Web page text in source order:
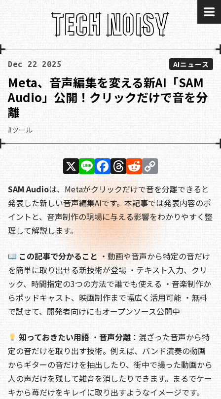
Dec 22 2025 AIニュース
Meta、音声編集を変える新AI「SAM
Audio」公開！クリックだけで音を分
離
#ツール
X Li
n
e
F
a
c
e
b
o
o
k
T
h
re
a
s
R
e
d
di
o
p
y
n
k
SAM Audioは、Metaがクリックだけで音を分離できると
発表した新しい音声編集AIです。本記事では発表内容のポ
イントと、音声制作の現場に与える影響をわかりやすく整
理して解説します。
この記事で分かること ・動画や音声から特定の音だけ
を簡単に取り出せる新技術が登場 ・テキスト入力、クリ
ック、時間指定の3つの方法で誰でも使える ・音楽制作か
らポッドキャスト、映画制作まで幅広く活用可能 ・無料
で試せて、開発者向けにもオープンソース公開中
知っておきたい用語 ・音声分離 ：混ざった音声から特
定の音だけを取り出す技術。例えば、バンド演奏の動画
からギターの音だけを抽出したり、街中で撮った動画から
人の声だけを残して雑音を消したりできます。まるでケー
キから苺だけをキレイに取り出すようなイメージです。